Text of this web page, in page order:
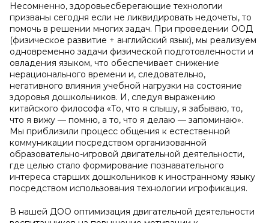
Несомненно, здоровьесберегающие технологии
призваны сегодня если не ликвидировать недочеты, то
помочь в решении многих задач. При проведении ООД
(физическое развитие + английский язык), мы реализуем
одновременно задачи физической подготовленности и
овладения языком, что обеспечивает снижение
нерационального времени и, следовательно,
негативного влияния учебной нагрузки на состояние
здоровья дошкольников. И, следуя выражению
китайского философа «То, что я слышу, я забываю, то,
что я вижу — помню, а то, что я делаю — запоминаю».
Мы приблизили процесс общения к естественной
коммуникации посредством организованной
образовательно-игровой двигательной деятельности,
где целью стало формирование познавательного
интереса старших дошкольников к иностранному языку
посредством использования технологии игрофикация.
В нашей ДОО оптимизация двигательной деятельности